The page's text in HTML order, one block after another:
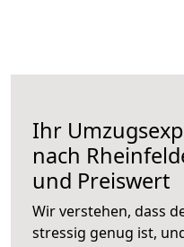
Ihr
nach
und Preiswert
Wir verstehen, dass
stressig genug ist,